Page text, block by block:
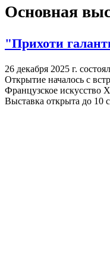
Основная
"Прихоти
26 декабря 2025 г.
Открытие началось с
Французское искусство
Выставка открыта до 10